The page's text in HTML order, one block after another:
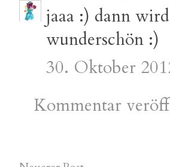
jaaa :) dann
wunderschön :)
30. Oktober
Kommentar